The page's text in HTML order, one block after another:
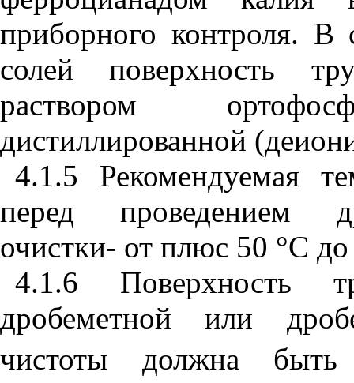
приборного контроля. В
солей поверхность
раствором
дистиллированной
4.1.5 Рекомендуемая
перед проведением
очистки- от плюс 50 °С
4.1.6 Поверхность
дробеметной или
чистоты должна